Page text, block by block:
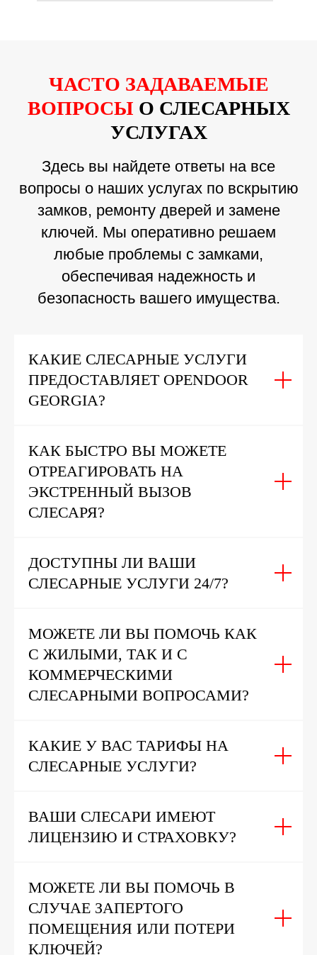
ЧАСТО ЗАДАВАЕМЫЕ
ВОПРОСЫ О СЛЕСАРНЫХ
УСЛУГАХ
Здесь вы найдете ответы на все
вопросы о наших услугах по вскрытию
замков, ремонту дверей и замене
ключей. Мы оперативно решаем
любые проблемы с замками,
обеспечивая надежность и
безопасность вашего имущества.
КАКИЕ СЛЕСАРНЫЕ УСЛУГИ
ПРЕДОСТАВЛЯЕТ OPENDOOR
GEORGIA?
КАК БЫСТРО ВЫ МОЖЕТЕ
ОТРЕАГИРОВАТЬ НА
ЭКСТРЕННЫЙ ВЫЗОВ
СЛЕСАРЯ?
ДОСТУПНЫ ЛИ ВАШИ
СЛЕСАРНЫЕ УСЛУГИ 24/7?
МОЖЕТЕ ЛИ ВЫ ПОМОЧЬ КАК
С ЖИЛЫМИ, ТАК И С
КОММЕРЧЕСКИМИ
СЛЕСАРНЫМИ ВОПРОСАМИ?
КАКИЕ У ВАС ТАРИФЫ НА
СЛЕСАРНЫЕ УСЛУГИ?
ВАШИ СЛЕСАРИ ИМЕЮТ
ЛИЦЕНЗИЮ И СТРАХОВКУ?
МОЖЕТЕ ЛИ ВЫ ПОМОЧЬ В
СЛУЧАЕ ЗАПЕРТОГО
ПОМЕЩЕНИЯ ИЛИ ПОТЕРИ
КЛЮЧЕЙ?